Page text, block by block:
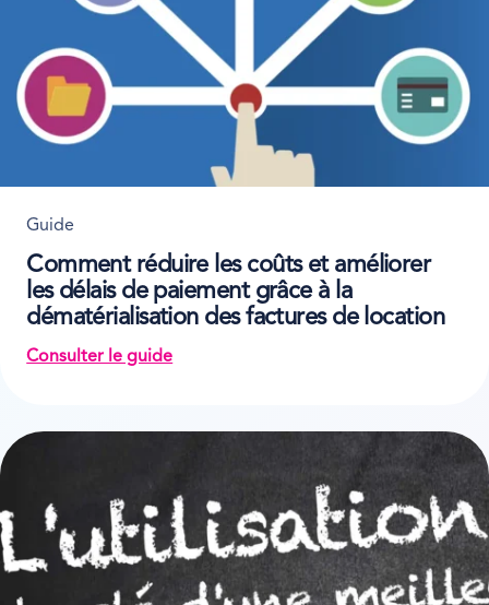
Guide
Comment réduire les coûts et améliorer
les délais de paiement grâce à la
dématérialisation des factures de location
Consulter le guide
on Comment réduire les coûts et améliorer les